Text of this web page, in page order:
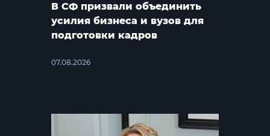
В СФ призвали объединить
усилия бизнеса и вузов для
подготовки кадров
07.08.2026